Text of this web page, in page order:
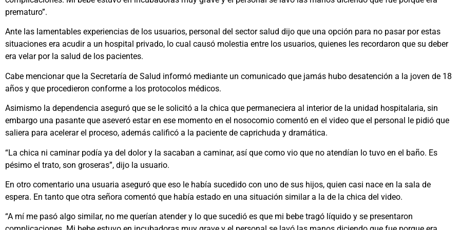
prematuro”.
Ante las lamentables experiencias de los usuarios, personal del sector salud dijo que una opción para no pasar por estas
situaciones era acudir a un hospital privado, lo cual causó molestia entre los usuarios, quienes les recordaron que su deber
era velar por la salud de los pacientes.
Cabe mencionar que la Secretaría de Salud informó mediante un comunicado que jamás hubo desatención a la joven de 18
años y que procedieron conforme a los protocolos médicos.
Asimismo la dependencia aseguró que se le solicitó a la chica que permaneciera al interior de la unidad hospitalaria, sin
embargo una pasante que aseveró estar en ese momento en el nosocomio comentó en el video que el personal le pidió que
saliera para acelerar el proceso, además calificó a la paciente de caprichuda y dramática.
“La chica ni caminar podía ya del dolor y la sacaban a caminar, así que como vio que no atendían lo tuvo en el baño. Es
pésimo el trato, son groseras”, dijo la usuario.
En otro comentario una usuaria aseguró que eso le había sucedido con uno de sus hijos, quien casi nace en la sala de
espera. En tanto que otra señora comentó que había estado en una situación similar a la de la chica del video.
“A mí me pasó algo similar, no me querían atender y lo que sucedió es que mi bebe tragó líquido y se presentaron